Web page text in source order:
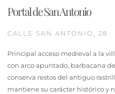
Portal de San Antonio
CALLE SAN ANTONIO, 28
Principal acceso medieval a la
con arco apuntado, barbacana
conserva restos del antiguo
mantiene su carácter histórico y